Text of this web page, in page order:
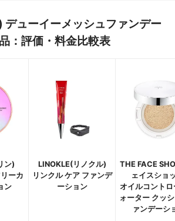
ューイーメッシュファンデー
：評価・料金比較表
ン)
ーカ
ン
LINOKLE(リノクル)
リンクル ケア ファンデ
ーション
THE FACE
ェイスショ
オイルコントロ
ォーター クッ
ァンデーシ